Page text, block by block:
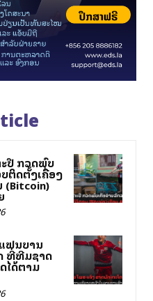
ະປື ກວດພົບ
ຕິດຕັ້ງເຄື່ອງ
(Bitcoin)
ແຟນບານ
ທີ່ທີມຊາດ
ໄດ້ຕາມ